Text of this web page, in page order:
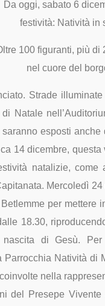
Da oggi, sabato 6
festività: Natività in
100 figuranti, più di
nel cuore del
Strade
Natale
esposti
14 dicembre,
natalizie, come
Mercoledì
per mettere
18.30,
di Gesù.
Parrocchia Natività di
nella
del Presepe